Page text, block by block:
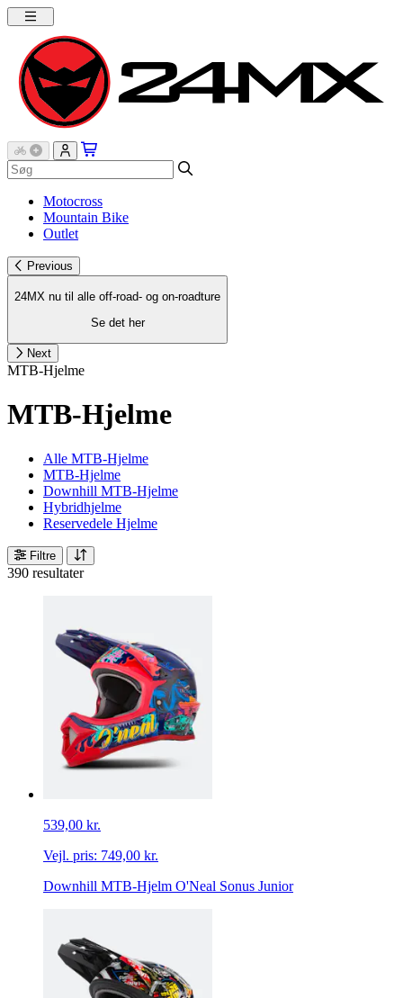
Motocross
Mountain Bike
Outlet
Previous
24MX nu til alle off-road- og on-roadture
Se det her
Next
MTB-Hjelme
MTB-Hjelme
Alle MTB-Hjelme
MTB-Hjelme
Downhill MTB-Hjelme
Hybridhjelme
Reservedele Hjelme
Filtre
390 resultater
539,00 kr.
Vejl. pris: 749,00 kr.
Downhill MTB-Hjelm O'Neal Sonus Junior